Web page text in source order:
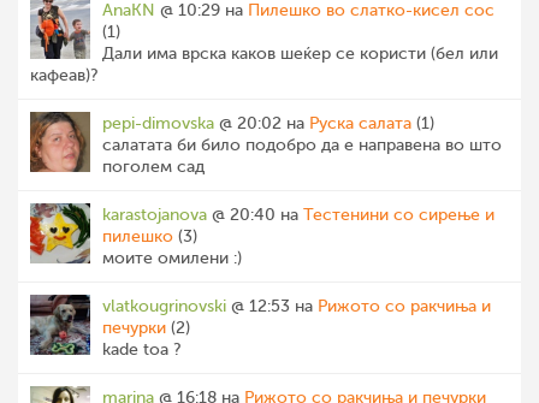
AnaKN @ 10:29 на Пилешко во слатко-кисел сос
(1)
Дали има врска каков шеќер се користи (бел или
кафеав)?
pepi-dimovska @ 20:02 на Руска салата (1)
салатата би било подобро да е направена во што
поголем сад
karastojanova @ 20:40 на Тестенини со сирење и
пилешко (3)
моите омилени :)
vlatkougrinovski @ 12:53 на Рижото со ракчиња и
печурки (2)
kade toa ?
marina @ 16:18 на Рижото со ракчиња и печурки